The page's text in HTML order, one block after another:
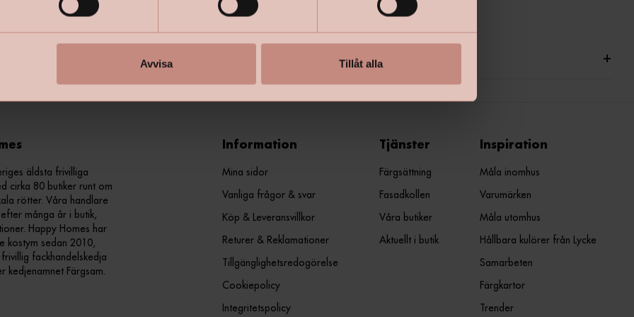
Avvisa Tillåt alla
Specifikationer +
äldsta frivilliga
cirka 80 butiker runt om
rötter. Våra handlare
många år i butik,
Happy Homes har
kostym sedan 2010,
fackhandelskedja
kedjenamnet Färgsam.
Information
Mina sidor
Vanliga frågor & svar
Köp & Leveransvillkor
Returer & Reklamationer
Tillgänglighetsredogörelse
Cookiepolicy
Integritetspolicy
Tjänster
Färgsättning
Fasadkollen
Våra butiker
Aktuellt i butik
Inspiration
Måla inomhus
Varumärken
Måla utomhus
Hållbara kulörer från Lycke
Samarbeten
Färgkartor
Trender